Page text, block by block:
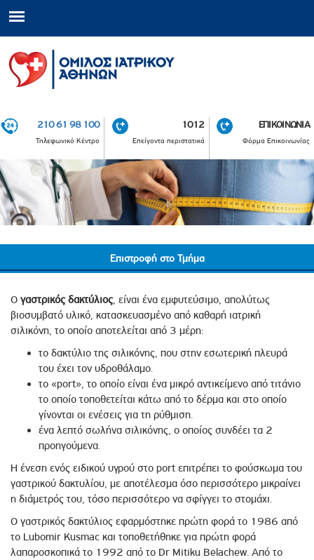
210 61 98 100
Τηλεφωνικό Κέντρο
1012
Επείγοντα περιστατικά
ΕΠΙΚΟΙΝΩΝΙΑ
Φόρμα Επικοινωνίας
Επιστροφή στο Τμήμα
Ο γαστρικός δακτύλιος, είναι ένα εμφυτεύσιμο, απολύτως
βιοσυµβατό υλικό, κατασκευασμένο από καθαρή ιατρική
σιλικόνη, το οποίο αποτελείται από 3 µέρη:
το δακτύλιο της σιλικόνης, που στην εσωτερική πλευρά
του έχει τον υδροθάλαμο.
το «port», το οποίο είναι ένα µικρό αντικείμενο από τιτάνιο
το οποίο τοποθετείται κάτω από το δέρµα και στο οποίο
γίνονται οι ενέσεις για τη ρύθμιση.
ένα λεπτό σωλήνα σιλικόνης, ο οποίος συνδέει τα 2
προηγούμενα.
Η ένεση ενός ειδικού υγρού στο port επιτρέπει το φούσκωµα του
γαστρικού δακτυλίου, µε αποτέλεσμα όσο περισσότερο µικραίνει
η διάµετρός του, τόσο περισσότερο να σφίγγει το στοµάχι.
Ο γαστρικός δακτύλιος εφαρμόστηκε πρώτη φορά το 1986 από
το Lubomir Kusmac και τοποθετήθηκε για πρώτη φορά
λαπαροσκοπικά το 1992 από το Dr Mitiku Belachew. Από το